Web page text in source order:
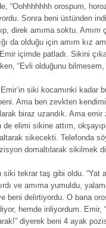
“Oohhhhhhh orospum,
Sonra beni üstünden
direk amıma soktu.
da olduğu için amım kız
içimde patladı. Sikini
“Evli olduğunu
Emir’in siki kocamınki kadar
Ama ben zevkten
biraz uzandık. Ama
de elimi sikine attım,
sikecekti. Telefonda
domaltılarak sikilmek
siki tekrar taş gibi oldu. “Yat
ve amıma yumuldu,
beni delirtiyordu. O bana
hemde inliyordum. Emir,
diyerek beni 4 ayak